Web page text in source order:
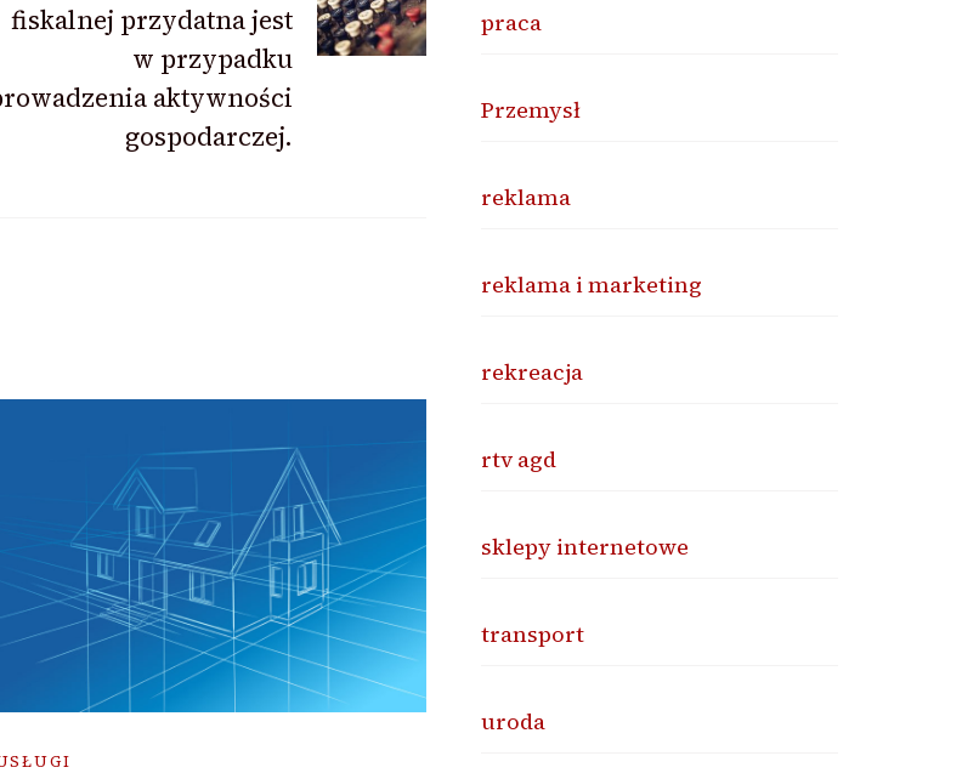
fiskalnej przydatna jest
w przypadku
aktywności
gospodarczej.
praca
Przemysł
reklama
reklama i marketing
rekreacja
rtv agd
sklepy internetowe
transport
uroda